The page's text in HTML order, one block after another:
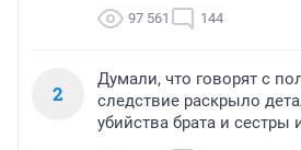
97 561 144
2
Думали, что говорят с
следствие раскрыло
убийства брата и сестры